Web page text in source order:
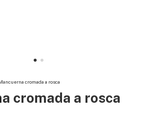
cromada a rosca
cromada a rosca